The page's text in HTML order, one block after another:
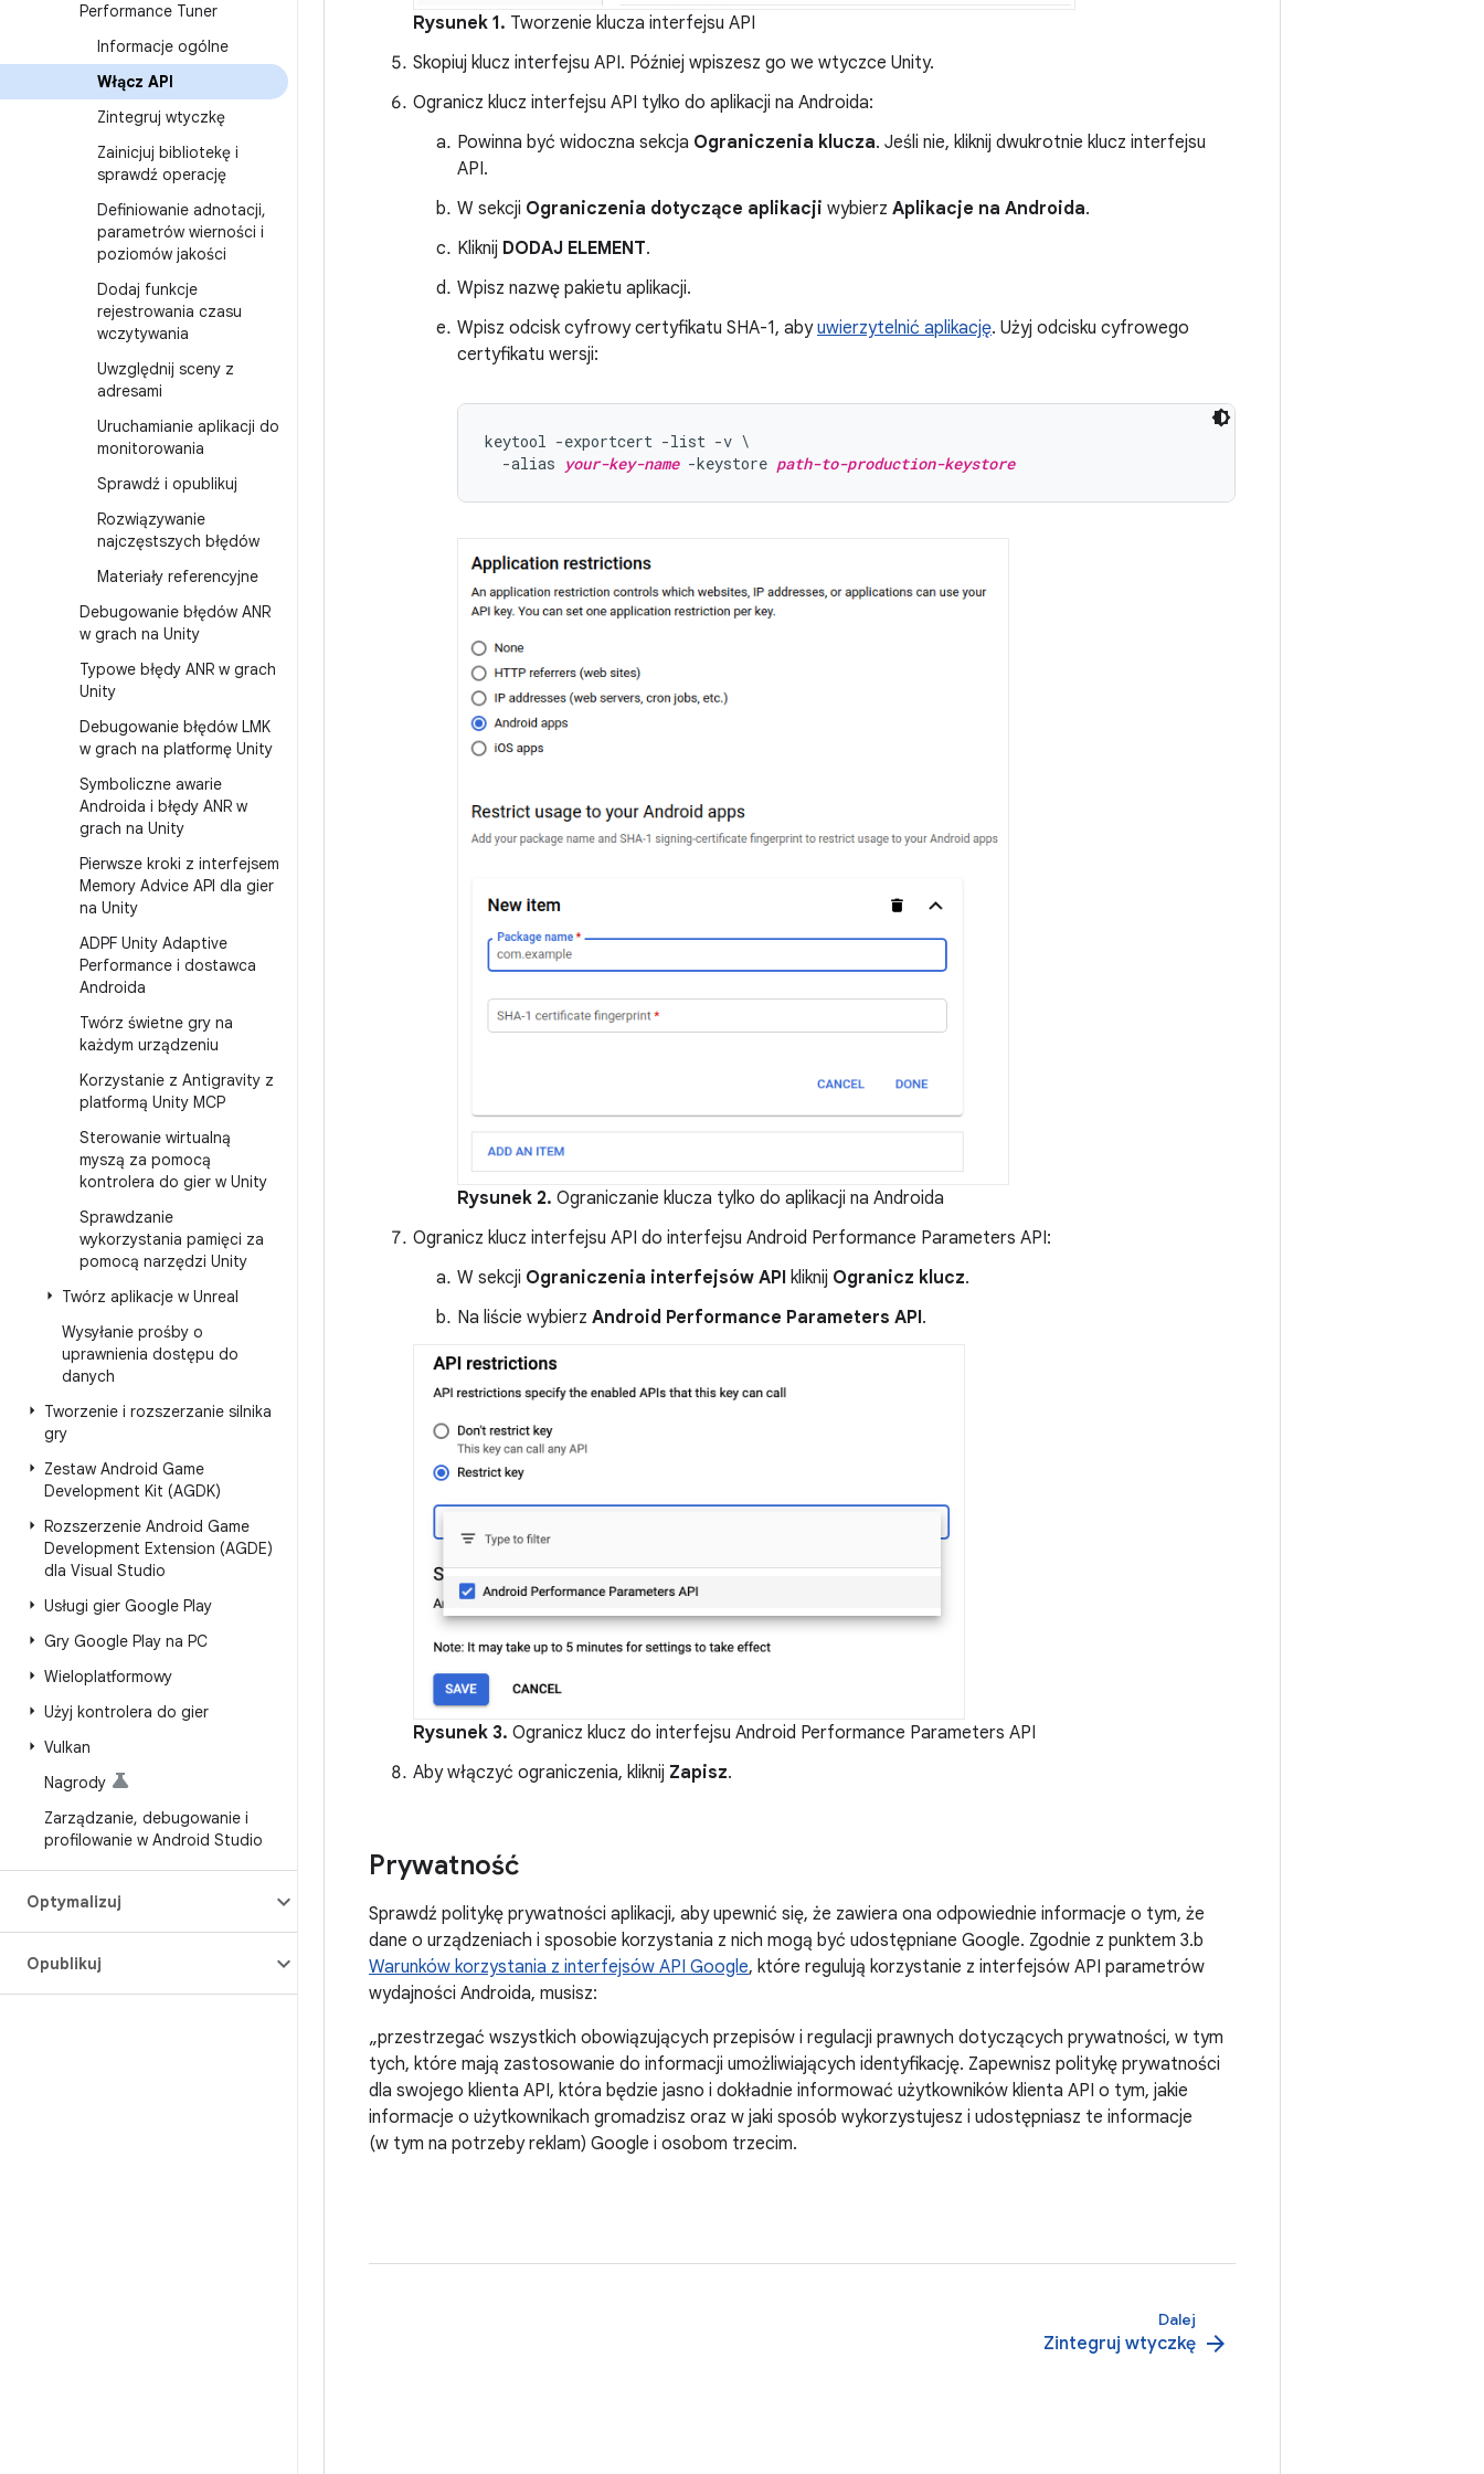
Performance Tuner
Informacje ogólne
Włącz API
Zintegruj wtyczkę
Zainicjuj bibliotekę i
sprawdź operację
Definiowanie adnotacji,
parametrów wierności i
poziomów jakości
Dodaj funkcje
rejestrowania czasu
wczytywania
Uwzględnij sceny z
adresami
Uruchamianie aplikacji do
monitorowania
Sprawdź i opublikuj
Rozwiązywanie
najczęstszych błędów
Materiały referencyjne
Debugowanie błędów ANR
w grach na Unity
Typowe błędy ANR w grach
Unity
Debugowanie błędów LMK
w grach na platformę Unity
Symboliczne awarie
Androida i błędy ANR w
grach na Unity
Pierwsze kroki z interfejsem
Memory Advice API dla gier
na Unity
ADPF Unity Adaptive
Performance i dostawca
Androida
Twórz świetne gry na
każdym urządzeniu
Korzystanie z Antigravity z
platformą Unity MCP
Sterowanie wirtualną
myszą za pomocą
kontrolera do gier w Unity
Sprawdzanie
wykorzystania pamięci za
pomocą narzędzi Unity
Twórz aplikacje w Unreal
Wysyłanie prośby o
uprawnienia dostępu do
danych
Tworzenie i rozszerzanie silnika
gry
Zestaw Android Game
Development Kit (AGDK)
Rozszerzenie Android Game
Development Extension (AGDE)
dla Visual Studio
Usługi gier Google Play
Gry Google Play na PC
Wieloplatformowy
Użyj kontrolera do gier
Vulkan
Nagrody
Zarządzanie, debugowanie i
profilowanie w Android Studio
Optymalizuj
Opublikuj
Rysunek 1. Tworzenie klucza interfejsu API
Skopiuj klucz interfejsu API. Później wpiszesz go we wtyczce Unity.
Ogranicz klucz interfejsu API tylko do aplikacji na Androida:
Powinna być widoczna sekcja Ograniczenia klucza. Jeśli nie, kliknij dwukrotnie klucz interfejsu
API.
W sekcji Ograniczenia dotyczące aplikacji wybierz Aplikacje na Androida.
Kliknij DODAJ ELEMENT.
Wpisz nazwę pakietu aplikacji.
Wpisz odcisk cyfrowy certyfikatu SHA-1, abyuwierzytelnić aplikację. Użyj odcisku cyfrowego
certyfikatu wersji:
keytool -exportcert -list -v \
  -alias
your-key-name -keystore path-to-production-keystore
Rysunek 2. Ograniczanie klucza tylko do aplikacji na Androida
Ogranicz klucz interfejsu API do interfejsu Android Performance Parameters API:
W sekcji Ograniczenia interfejsów API kliknij Ogranicz klucz.
Na liście wybierz Android Performance Parameters API.
Rysunek 3. Ogranicz klucz do interfejsu Android Performance Parameters API
Aby włączyć ograniczenia, kliknij Zapisz.
Prywatność
Sprawdź politykę prywatności aplikacji, aby upewnić się, że zawiera ona odpowiednie informacje o tym, że
dane o urządzeniach i sposobie korzystania z nich mogą być udostępniane Google. Zgodnie z punktem 3.b
Warunków korzystania z interfejsów API Google, które regulują korzystanie z interfejsów API parametrów
wydajności Androida, musisz:
„przestrzegać wszystkich obowiązujących przepisów i regulacji prawnych dotyczących prywatności, w tym
tych, które mają zastosowanie do informacji umożliwiających identyfikację. Zapewnisz politykę prywatności
dla swojego klienta API, która będzie jasno i dokładnie informować użytkowników klienta API o tym, jakie
informacje o użytkownikach gromadzisz oraz w jaki sposób wykorzystujesz i udostępniasz te informacje
(w tym na potrzeby reklam) Google i osobom trzecim.
Dalej
Zintegruj wtyczkę arrow_forward